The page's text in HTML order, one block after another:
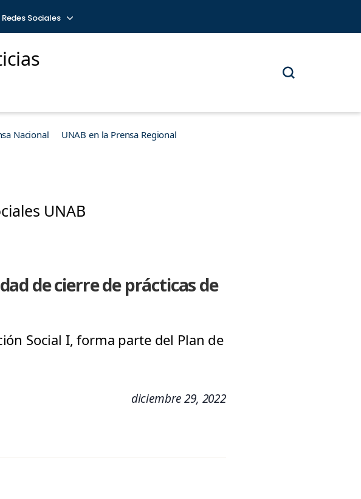
Redes Sociales
Nacional UNAB en la Prensa Regional
UNAB
de cierre de prácticas de
Social I, forma parte del Plan de
diciembre 29, 2022